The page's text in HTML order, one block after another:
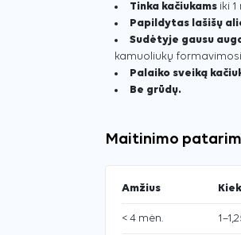
Tinka kačiukams iki
Papildytas lašišų
Sudėtyje gausu
kamuoliukų
Palaiko sveiką
Be grūdų.
Maitinimo
Amžius
< 4 mėn.